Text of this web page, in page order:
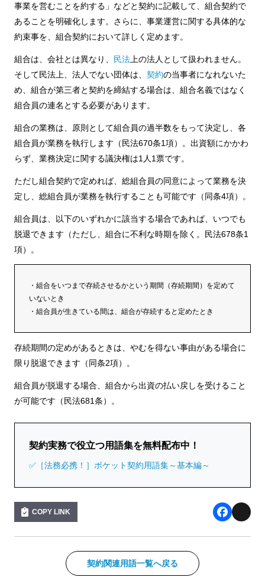
事業を営むことを約する」などと契約に記載して、組合契約で
あることを明確化します。さらに、事業運営に関する具体的な
約束事を、組合契約において詳しく定めます。
組合は、会社とは異なり、 民法 上の法人として扱われません。
そして民法上、法人でない団体は、 契約の当事者になれないた
め、組合が第三者と契約を締結する場合は、組合名義ではなく
組合員の連名とする必要があります。
組合の業務は、原則として組合員の過半数をもって決定し、各
組合員が業務を執行します（民法670条1項）。出資額にかかわ
らず、業務決定に関する議決権は1人1票です。
ただし組合契約で定めれば、総組合員の同意によって業務を決
定し、総組合員が業務を執行することも可能です（同条4項）。
組合員は、以下のいずれかに該当する場合であれば、いつでも
脱退できます（ただし、組合に不利な時期を除く。民法678条1
項）。
・組合をいつまで存続させるかという期間（存続期間）を定めて
いないとき
・組合員が生きている間は、組合が存続すると定めたとき
存続期間の定めがあるときは、やむを得ない事由がある場合に
限り脱退できます（同条2項）。
組合員が脱退する場合、組合から出資の払い戻しを受けること
が可能です（民法681条）。
契約実務で役立つ用語集を無料配布中！
✅［法務必携！］ポケット契約用語集～基本編～
COPY LINK
F X
契約関連用語一覧へ戻る